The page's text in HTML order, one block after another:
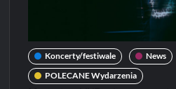
Koncerty/festiwale
News
POLECANE Wydarzenia